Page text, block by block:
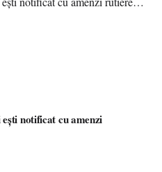
notificat cu amenzi